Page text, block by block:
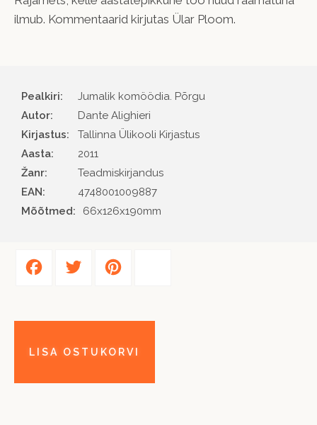
ilmub. Kommentaarid kirjutas Ülar Ploom.
Pealkiri:
Jumalik komöödia. Põrgu
Autor
Dante Alighieri
Kirjastus
Tallinna Ülikooli Kirjastus
Aasta
2011
Žanr
Teadmiskirjandus
EAN
4748001009887
Mõõtmed:
66x126x190mm